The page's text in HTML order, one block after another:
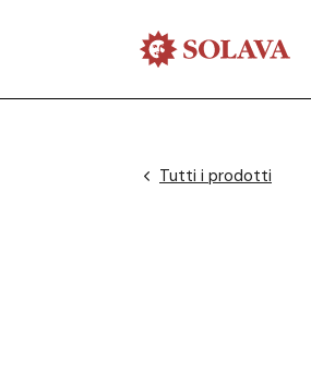
Tutti i prodotti